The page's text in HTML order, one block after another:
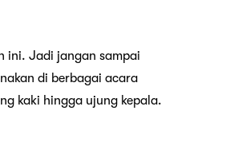
ini. Jadi jangan sampai
di berbagai acara
kaki hingga ujung kepala.